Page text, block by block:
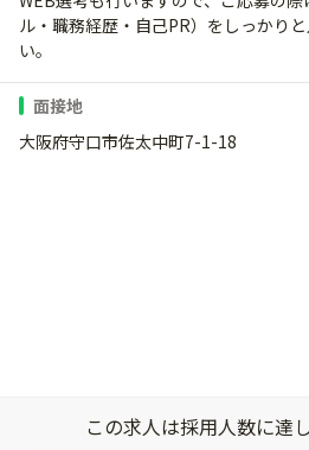
ル・職務経歴・自己PR）をしっかり
い。
面接地
大阪府守口市佐太中町7-1-18
この求人は採用人数に達